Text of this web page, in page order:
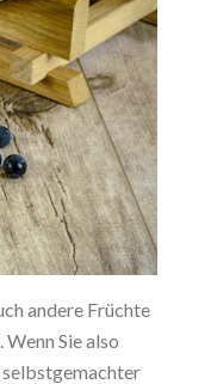
andere Früchte
Sie also